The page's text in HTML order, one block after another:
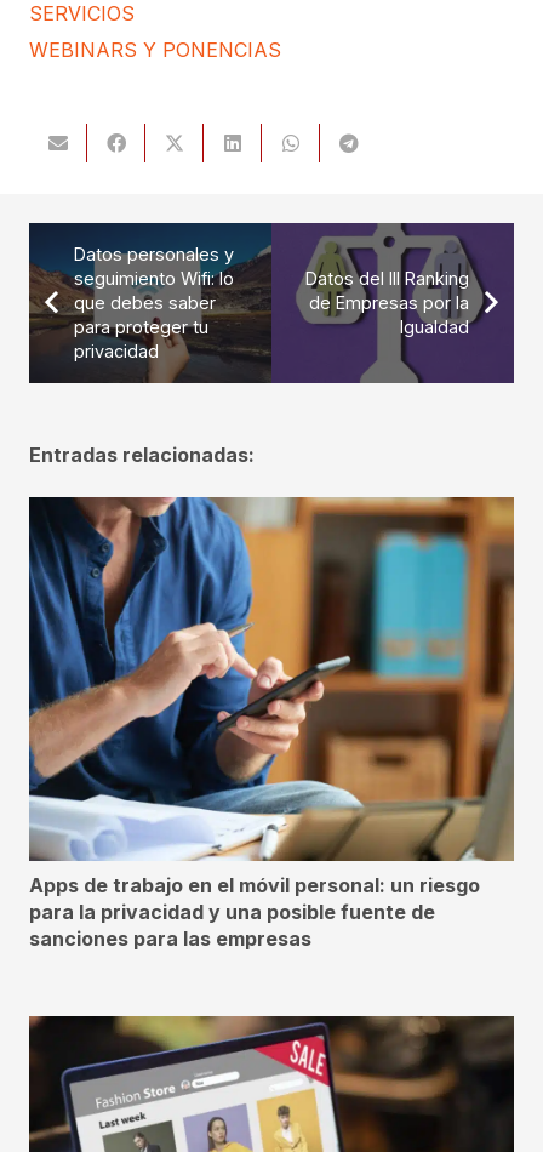
SERVICIOS
WEBINARS Y PONENCIAS
Datos personales y
seguimiento Wifi: lo
que debes saber
para proteger tu
privacidad
Datos del III Ranking
de Empresas por la
Igualdad
Entradas relacionadas:
Apps de trabajo en el móvil personal: un riesgo
para la privacidad y una posible fuente de
sanciones para las empresas